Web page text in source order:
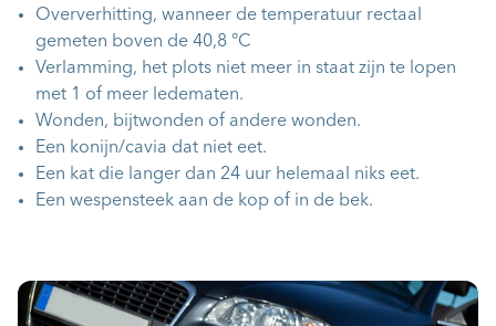
Oververhitting, wanneer de temperatuur rectaal
gemeten boven de 40,8 °C
Verlamming, het plots niet meer in staat zijn te lopen
met 1 of meer ledematen.
Wonden, bijtwonden of andere wonden.
Een konijn/cavia dat niet eet.
Een kat die langer dan 24 uur helemaal niks eet.
Een wespensteek aan de kop of in de bek.